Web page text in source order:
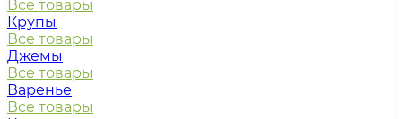
Все товары
Крупы
Все товары
Джемы
Все товары
Варенье
Все товары